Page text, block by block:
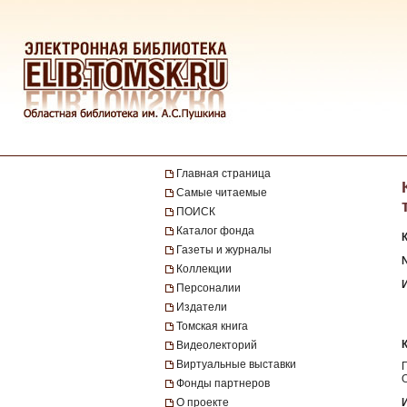
Главная страница
Самые читаемые
ПОИСК
Каталог фонда
Газеты и журналы
Коллекции
Персоналии
Издатели
Томская книга
Видеолекторий
Виртуальные выставки
Фонды партнеров
О проекте